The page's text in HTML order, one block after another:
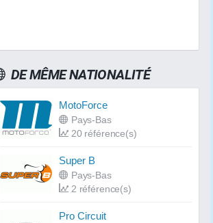
DE MÊME NATIONALITÉ
MotoForce
Pays-Bas
20 référence(s)
Super B
Pays-Bas
2 référence(s)
Pro Circuit